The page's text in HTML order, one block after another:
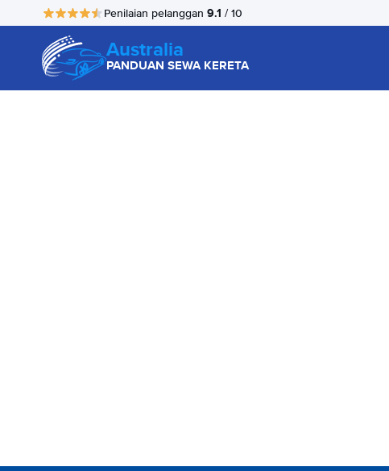
Penilaian pelanggan 9.1 / 10
Australia
PANDUAN SEWA KERETA